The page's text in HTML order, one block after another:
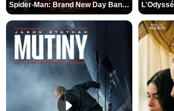
Spider-Man: Brand New Day Bande-annonce VO STFR